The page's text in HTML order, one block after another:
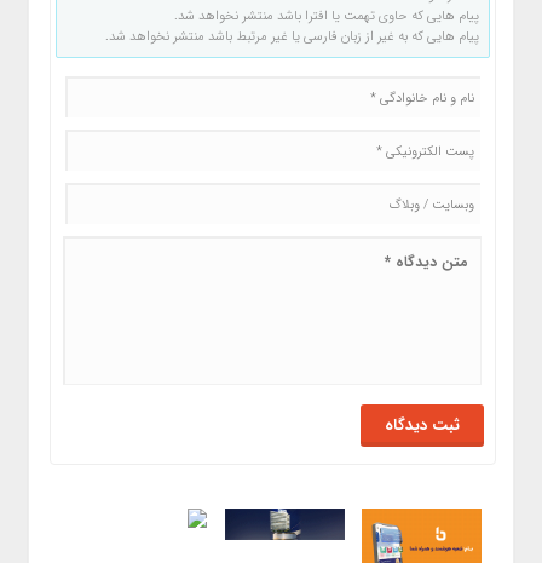
پیام هایی که حاوی تهمت یا افترا باشد منتشر نخواهد شد.
پیام هایی که به غیر از زبان فارسی یا غیر مرتبط باشد منتشر نخواهد شد.